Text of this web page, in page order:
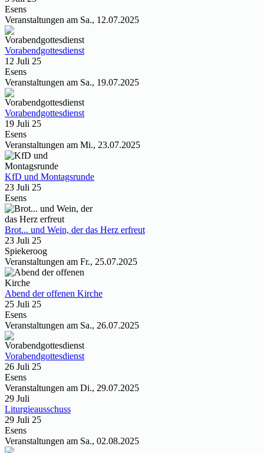
Esens
Veranstaltungen am Sa., 12.07.2025
Vorabendgottesdienst
12 Juli 25
Esens
Veranstaltungen am Sa., 19.07.2025
Vorabendgottesdienst
19 Juli 25
Esens
Veranstaltungen am Mi., 23.07.2025
KfD und Montagsrunde
23 Juli 25
Esens
Brot... und Wein, der das Herz erfreut
23 Juli 25
Spiekeroog
Veranstaltungen am Fr., 25.07.2025
Abend der offenen Kirche
25 Juli 25
Esens
Veranstaltungen am Sa., 26.07.2025
Vorabendgottesdienst
26 Juli 25
Esens
Veranstaltungen am Di., 29.07.2025
29 Juli
Liturgieausschuss
29 Juli 25
Esens
Veranstaltungen am Sa., 02.08.2025